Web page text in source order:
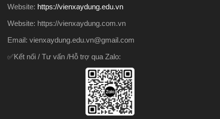
Website: https://vienxaydung.edu.vn
Website: https://vienxaydung.com.vn
Email: vienxaydung.edu.vn@gmail.com
✅Kết nối / Tư vấn /Hỗ trợ qua Zalo: